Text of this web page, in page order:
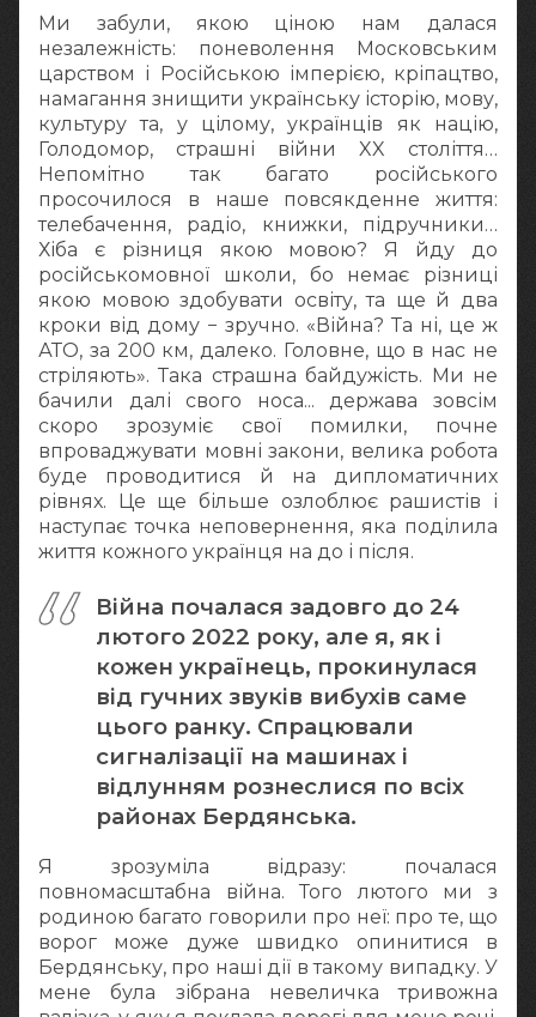
Ми забули, якою ціною нам далася
незалежність: поневолення Московським
царством і Російською імперією, кріпацтво,
намагання знищити українську історію, мову,
культуру та, у цілому, українців як націю,
Голодомор, страшні війни XX століття…
Непомітно так багато російського
просочилося в наше повсякденне життя:
телебачення, радіо, книжки, підручники…
Хіба є різниця якою мовою? Я йду до
російськомовної школи, бо немає різниці
якою мовою здобувати освіту, та ще й два
кроки від дому − зручно. «Війна? Та ні, це ж
АТО, за 200 км, далеко. Головне, що в нас не
стріляють». Така страшна байдужість. Ми не
бачили далі свого носа... держава зовсім
скоро зрозуміє свої помилки, почне
впроваджувати мовні закони, велика робота
буде проводитися й на дипломатичних
рівнях. Це ще більше озлоблює рашистів і
наступає точка неповернення, яка поділила
життя кожного українця на до і після.
Війна почалася задовго до 24
лютого 2022 року, але я, як і
кожен українець, прокинулася
від гучних звуків вибухів саме
цього ранку. Спрацювали
сигналізації на машинах і
відлунням рознеслися по всіх
районах Бердянська.
Я зрозуміла відразу: почалася
повномасштабна війна. Того лютого ми з
родиною багато говорили про неї: про те, що
ворог може дуже швидко опинитися в
Бердянську, про наші дії в такому випадку. У
мене була зібрана невеличка тривожна